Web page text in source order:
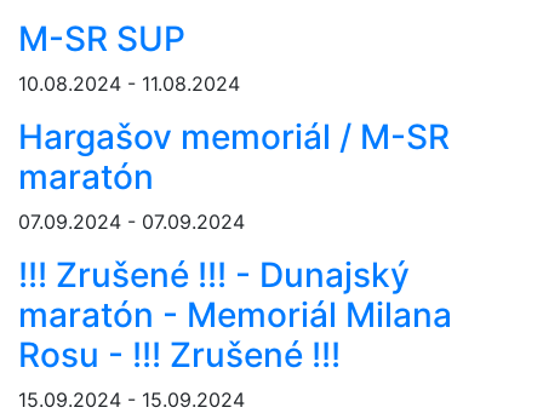
M-SR SUP
10.08.2024 - 11.08.2024
Hargašov memoriál / M-SR
maratón
07.09.2024 - 07.09.2024
!!! Zrušené !!! - Dunajský
maratón - Memoriál Milana
Rosu - !!! Zrušené !!!
15.09.2024 - 15.09.2024